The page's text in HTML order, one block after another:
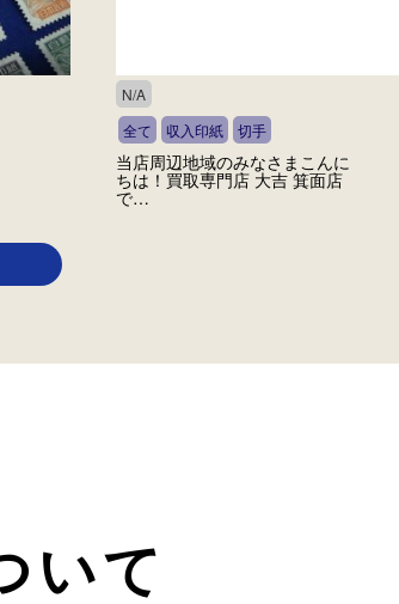
N/A
全て
収入印紙 切手
当店周辺地域のみなさまこんに
ちは！買取専門店 大吉 箕面店
で…
いて